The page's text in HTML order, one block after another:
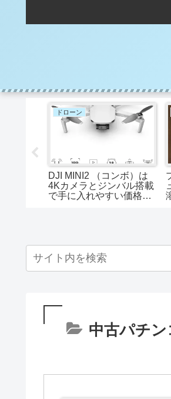
ドローン
DJI MINI2 （コンボ）は
4Kカメラとジンバル搭載
で手に入れやすい価格と
中古パチン